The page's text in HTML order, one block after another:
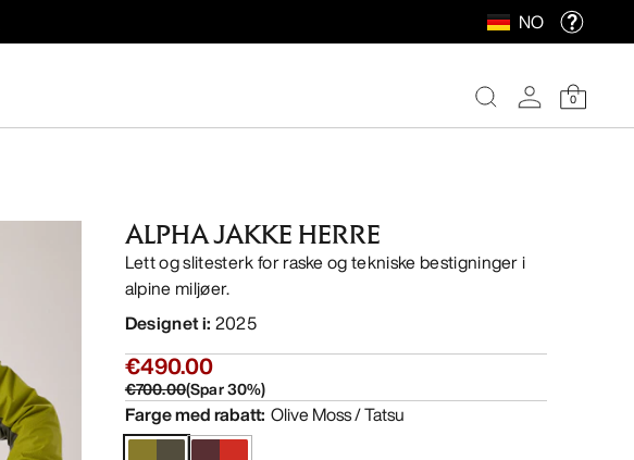
NO
0
ALPHA JAKKE HERRE
Lett og slitesterk for raske og tekniske bestigninger i
alpine miljøer.
Designet i: 2025
€490.00
€700.00(Spar30%)
Farge med rabatt: Olive Moss / Tatsu